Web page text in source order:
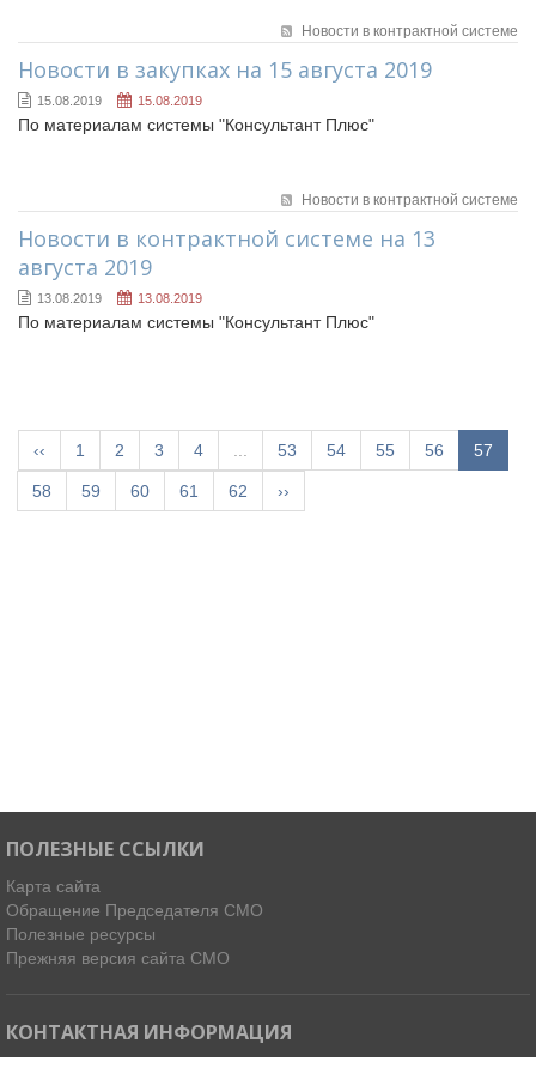
Новости в контрактной системе
Новости в закупках на 15 августа 2019
15.08.2019 15.08.2019
По материалам системы "Консультант Плюс"
Новости в контрактной системе
Новости в контрактной системе на 13
августа 2019
13.08.2019 13.08.2019
По материалам системы "Консультант Плюс"
‹‹ 1 2 3 4 53 54 55 56 57
58 59 60 61 62 ››
ПОЛЕЗНЫЕ ССЫЛКИ
Карта сайта
Обращение Председателя СМО
Полезные ресурсы
Прежняя версия сайта СМО
КОНТАКТНАЯ ИНФОРМАЦИЯ